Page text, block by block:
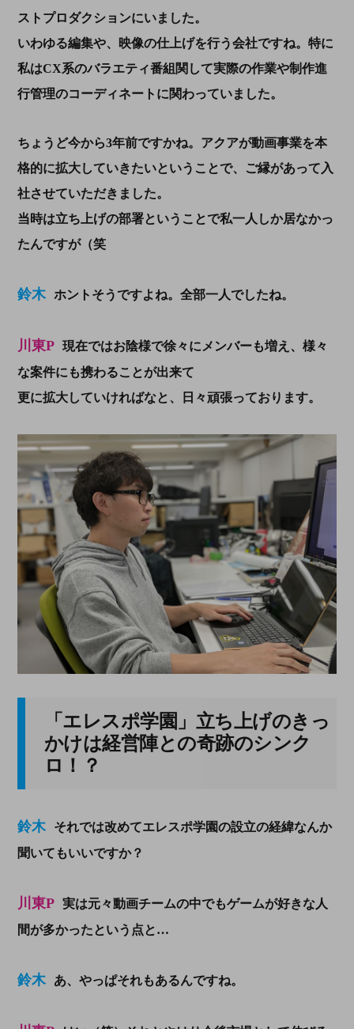
ストプロダクションにいました。
いわゆる編集や、映像の仕上げを行う会社ですね。特に
私はCX系のバラエティ番組関して実際の作業や制作進
行管理のコーディネートに関わっていました。
ちょうど今から3年前ですかね。アクアが動画事業を本
格的に拡大していきたいということで、ご縁があって入
社させていただきました。
当時は立ち上げの部署ということで私一人しか居なかっ
たんですが（笑
鈴木 ホントそうですよね。全部一人でしたね。
川東P
現在ではお陰様で徐々にメンバーも増え、様々
な案件にも携わることが出来て
更に拡大していければなと、日々頑張っております。
「エレスポ学園」立ち上げのきっ
かけは経営陣との奇跡のシンク
ロ！？
鈴木
それでは改めてエレスポ学園の設立の経緯なんか
聞いてもいいですか？
川東P
実は元々動画チームの中でもゲームが好きな人
間が多かったという点と…
鈴木 あ、やっぱそれもあるんですね。